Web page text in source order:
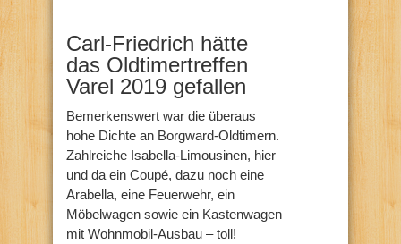
Carl-Friedrich hätte
das Oldtimertreffen
Varel 2019 gefallen
Bemerkenswert war die überaus
hohe Dichte an Borgward-Oldtimern.
Zahlreiche Isabella-Limousinen, hier
und da ein Coupé, dazu noch eine
Arabella, eine Feuerwehr, ein
Möbelwagen sowie ein Kastenwagen
mit Wohnmobil-Ausbau – toll!